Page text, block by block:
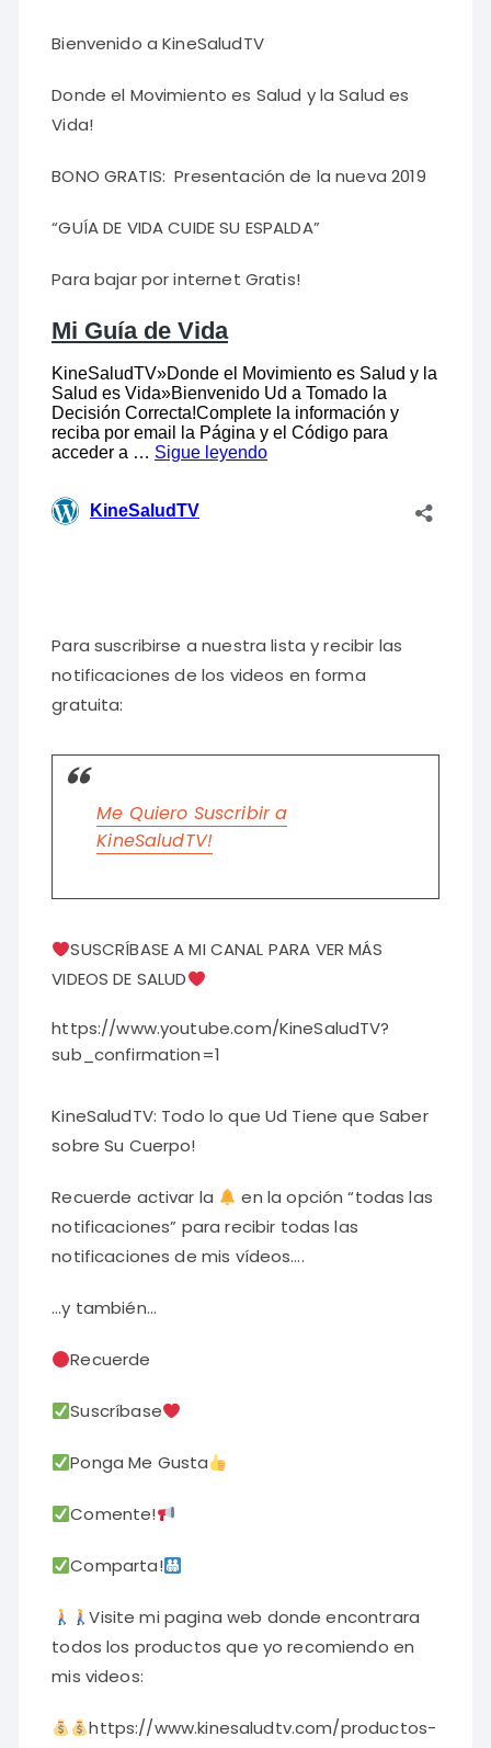
Bienvenido a KineSaludTV
Donde el Movimiento es Salud y la Salud es
Vida!
BONO GRATIS: Presentación de la nueva 2019
“GUÍA DE VIDA CUIDE SU ESPALDA”
Para bajar por internet Gratis!
Para suscribirse a nuestra lista y recibir las
notificaciones de los videos en forma
gratuita:
Me Quiero Suscribir a
KineSaludTV!
SUSCRÍBASE A MI CANAL PARA VER MÁS
VIDEOS DE SALUD
https://www.youtube.com/KineSaludTV?
sub_confirmation=1
KineSaludTV: Todo lo que Ud Tiene que Saber
sobre Su Cuerpo!
Recuerde activar la
en la opción “todas las
notificaciones” para recibir todas las
notificaciones de mis vídeos….
…y también…
Recuerde
Suscríbase
Ponga Me Gusta
Comente!
Comparta!
Visite mi pagina web donde encontrara
todos los productos que yo recomiendo en
mis videos:
https://www.kinesaludtv.com/productos-